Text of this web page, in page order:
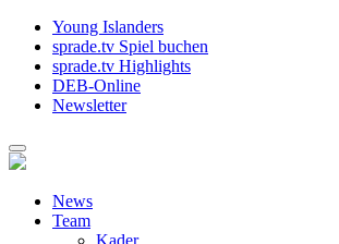
Young Islanders
sprade.tv Spiel buchen
sprade.tv Highlights
DEB-Online
Newsletter
News
Team
Kader